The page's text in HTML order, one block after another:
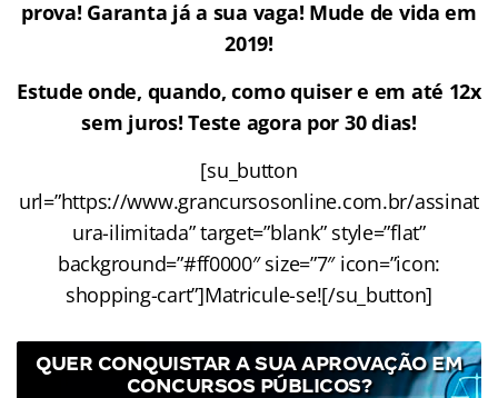
prova! Garanta já a sua vaga! Mude de vida em
2019!
Estude onde, quando, como quiser e em até 12x
sem juros! Teste agora por 30 dias!
[su_button
url=”https://www.grancursosonline.com.br/assinat
ura-ilimitada” target=”blank” style=”flat”
background=”#ff0000″ size=”7″ icon=”icon:
shopping-cart”]Matricule-se![/su_button]
QUER CONQUISTAR A SUA APROVAÇÃO EM
CONCURSOS PÚBLICOS?